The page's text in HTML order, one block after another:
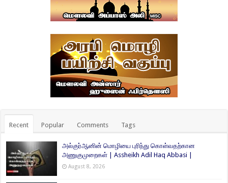
Recent Popular Comments Tags
அல்குர்ஆனின் மொழியை புரிந்து கொள்வதற்கான
அணுகுமுறைகள் | Assheikh Adil Haq Abbasi |
August 8, 2026